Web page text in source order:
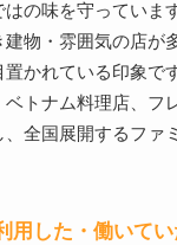
はの味を守っていま
物・雰囲気の店が
置かれている印象で
トナム料理店、フ
全国展開するファ
用した・働いてい